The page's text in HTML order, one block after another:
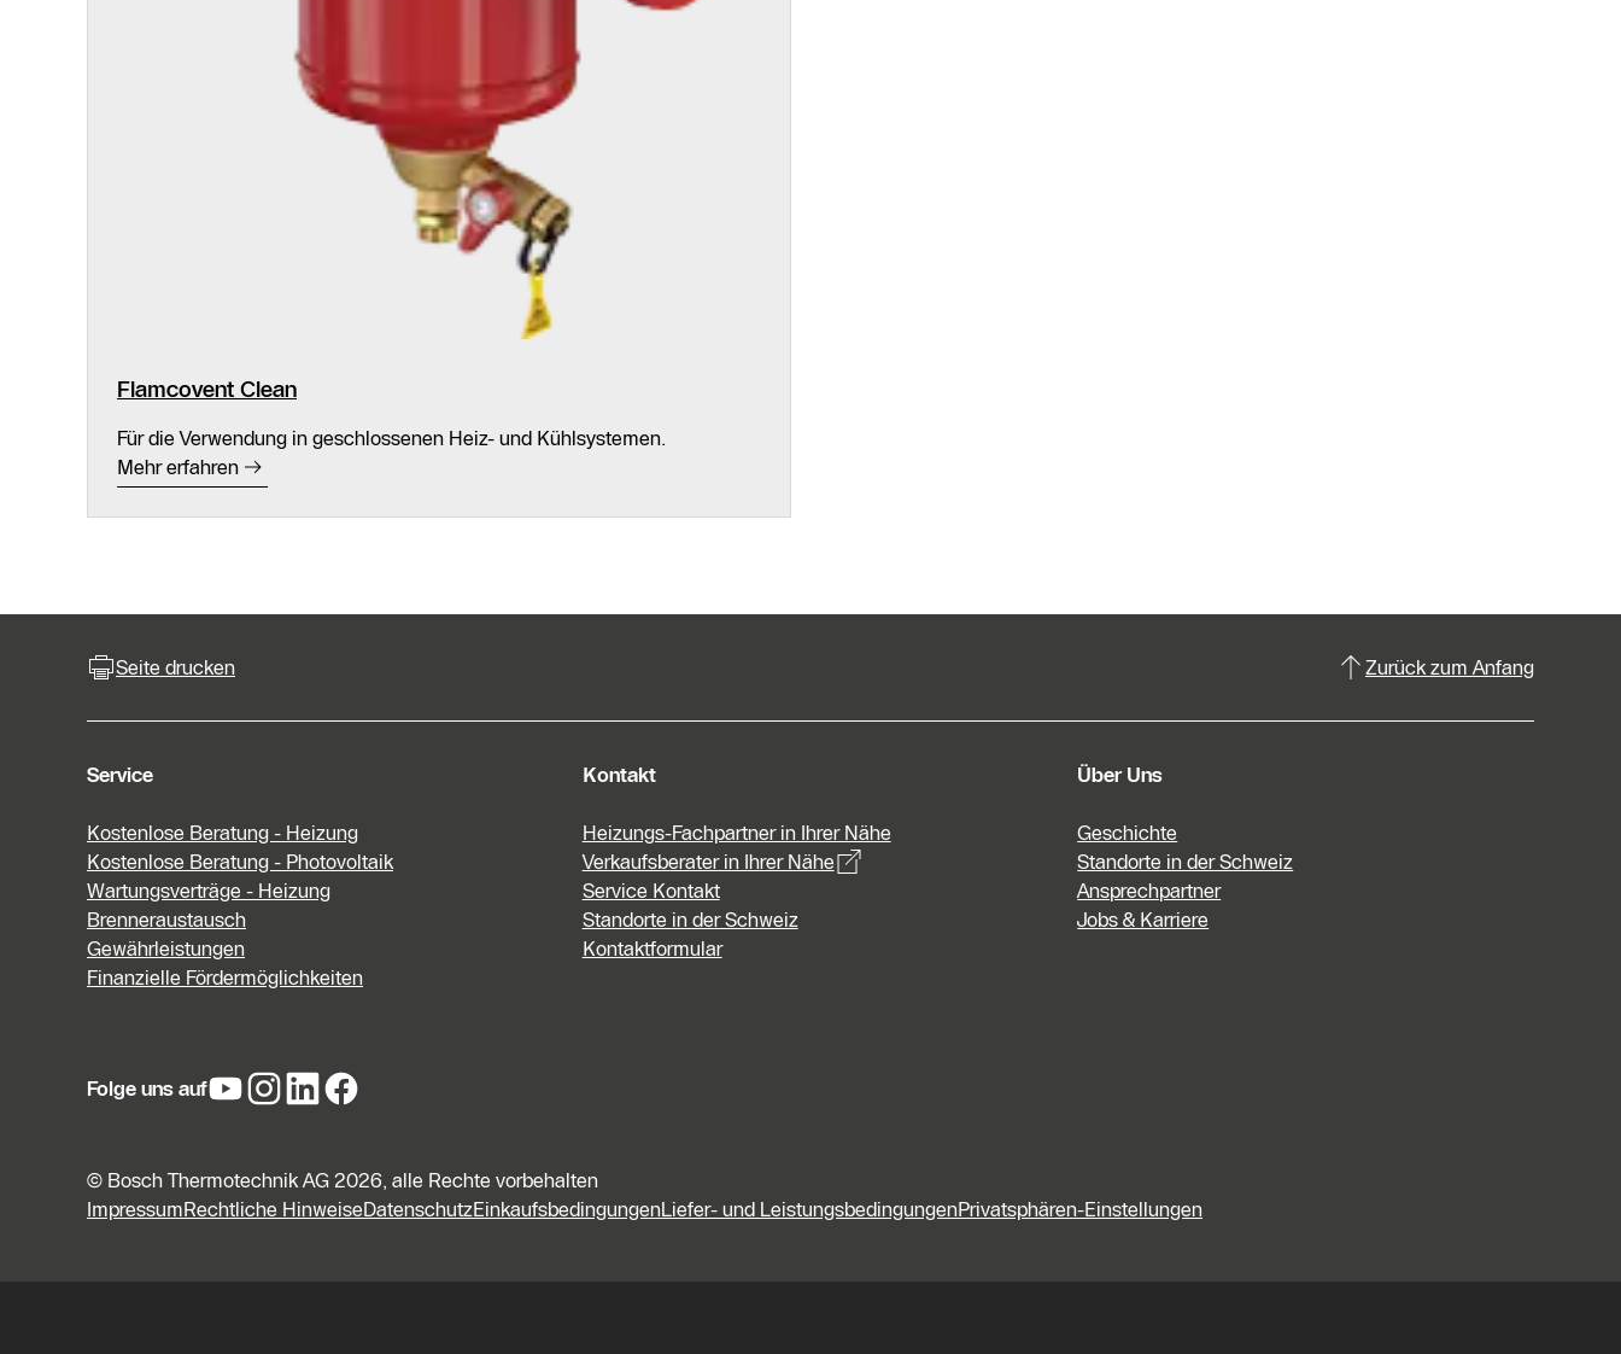
Flamcovent Clean
Für die Verwendung in geschlossenen Heiz- und Kühlsystemen.
Mehr erfahren
Seite drucken Zurück zum Anfang
Service
Kostenlose Beratung - Heizung
Kostenlose Beratung - Photovoltaik
Wartungsverträge - Heizung
Brenneraustausch
Gewährleistungen
Finanzielle Fördermöglichkeiten
Kontakt
Heizungs-Fachpartner in Ihrer Nähe
Verkaufsberater in Ihrer Nähe
Service Kontakt
Standorte in der Schweiz
Kontaktformular
Über Uns
Geschichte
Standorte in der Schweiz
Ansprechpartner
Jobs & Karriere
Folge uns auf
© Bosch Thermotechnik AG 2026, alle Rechte vorbehalten
ImpressumRechtliche HinweiseDatenschutzEinkaufsbedingungenLiefer- und LeistungsbedingungenPrivatsphären-Einstellungen